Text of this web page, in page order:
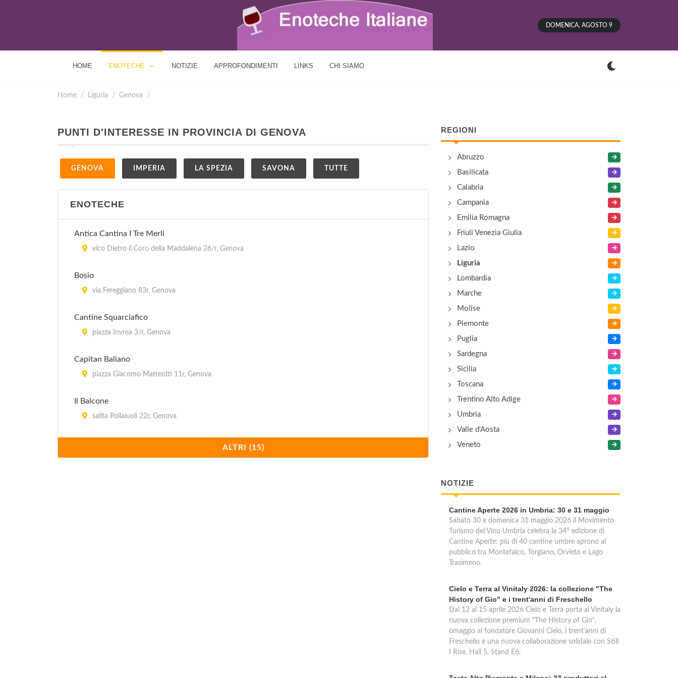
DOMENICA, AGOSTO 9
HOME ENOTECHE NOTIZIE APPROFONDIMENTI LINKS CHI SIAMO
Home Liguria Genova
PUNTI D'INTERESSE IN PROVINCIA DI GENOVA
GENOVA IMPERIA LA SPEZIA SAVONA TUTTE
ENOTECHE
Antica Cantina I Tre Merli
vico Dietro il Coro della Maddalena 26/r, Genova
Bosio
via Fereggiano 83r, Genova
Cantine Squarciafico
piazza Invrea 3/r, Genova
Capitan Baliano
piazza Giacomo Matteotti 11r, Genova
Il Balcone
salita Pollaiuoli 22r, Genova
via San Fruttuoso 116-124 n, Genova
ALTRI (15)
REGIONI
Abruzzo
Basilicata
Calabria
Campania
Emilia Romagna
Friuli Venezia Giulia
Lazio
Liguria
Lombardia
Marche
Molise
Piemonte
Puglia
Sardegna
Sicilia
Toscana
Trentino Alto Adige
Umbria
Valle d'Aosta
Veneto
NOTIZIE
Cantine Aperte 2026 in Umbria: 30 e 31 maggio
Sabato 30 e domenica 31 maggio 2026 il Movimento
Turismo del Vino Umbria celebra la 34° edizione di
Cantine Aperte: più di 40 cantine umbre aprono al
pubblico tra Montefalco, Torgiano, Orvieto e Lago
Trasimeno.
Cielo e Terra al Vinitaly 2026: la collezione "The
History of Gio" e i trent'anni di Freschello
Dal 12 al 15 aprile 2026 Cielo e Terra porta al Vinitaly la
nuova collezione premium "The History of Gio",
omaggio al fondatore Giovanni Cielo, i trent'anni di
Freschello e una nuova collaborazione solidale con Still
I Rise. Hall 5, Stand E6.